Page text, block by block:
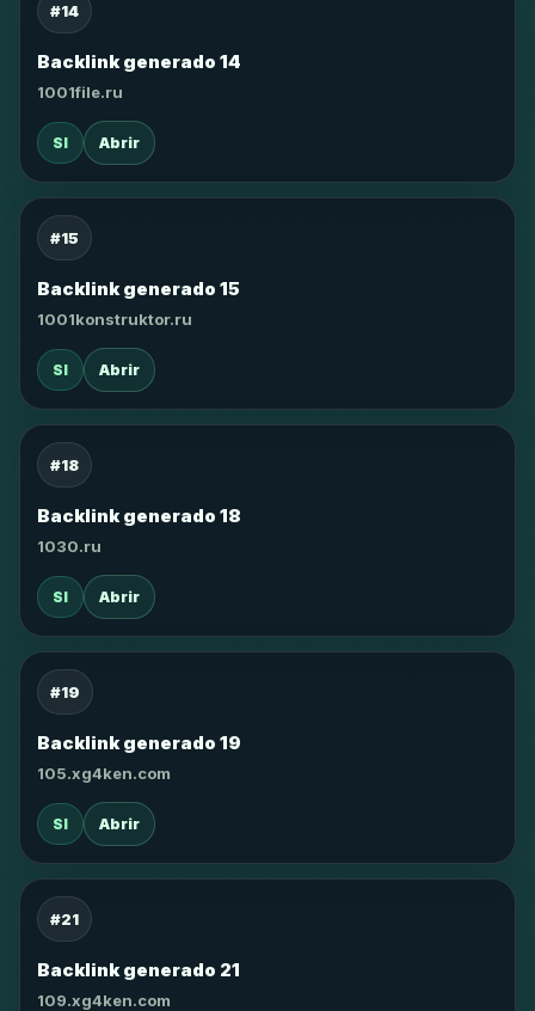
#14
Backlink generado 14
1001file.ru
SI Abrir
#15
Backlink generado 15
1001konstruktor.ru
SI Abrir
#18
Backlink generado 18
1030.ru
SI Abrir
#19
Backlink generado 19
105.xg4ken.com
SI Abrir
#21
Backlink generado 21
109.xg4ken.com